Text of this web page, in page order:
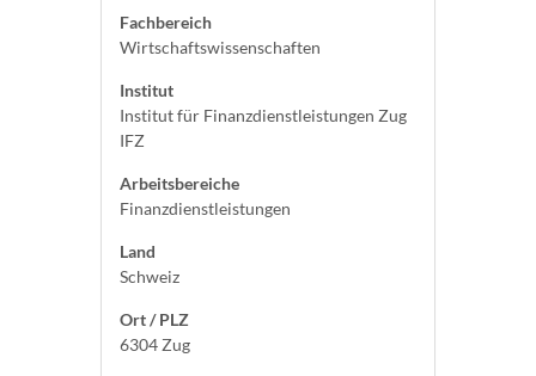
Fachbereich
Wirtschaftswissenschaften
Institut
Institut für Finanzdienstleistungen Zug
IFZ
Arbeitsbereiche
Finanzdienstleistungen
Land
Schweiz
Ort / PLZ
6304 Zug